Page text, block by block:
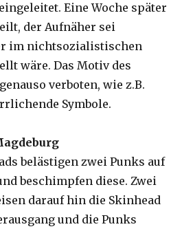
Eine Woche später
der Aufnäher sei
im nichtsozialistischen
wäre. Das Motiv des
verboten, wie z.B.
Symbole.
belästigen zwei Punks auf
beschimpfen diese. Zwei
darauf hin die Skinhead
und die Punks